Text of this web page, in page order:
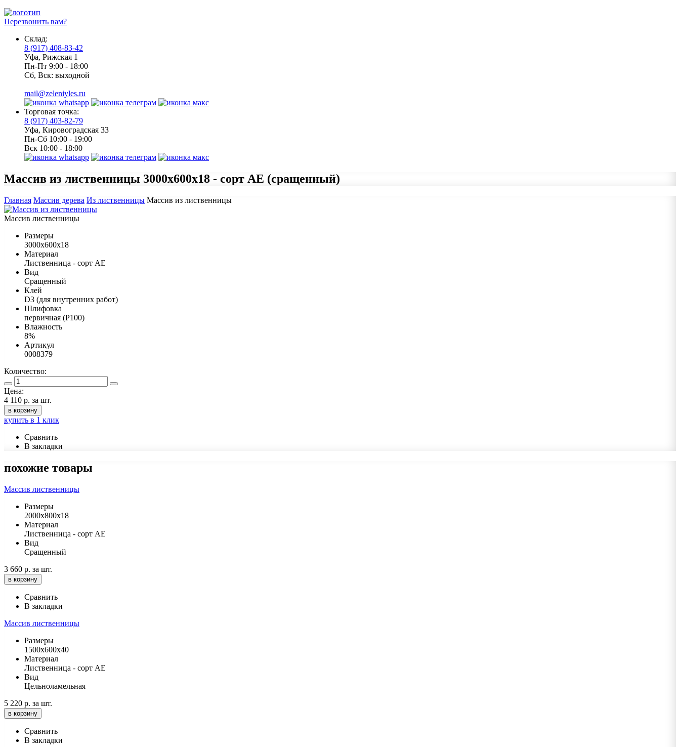
Перезвонить вам?
Склад:
8 (917) 408-83-42
Уфа, Рижская 1
Пн-Пт 9:00 - 18:00
Сб, Вск: выходной
mail@zeleniyles.ru
Торговая точка:
8 (917) 403-82-79
Уфа, Кировоградская 33
Пн-Сб 10:00 - 19:00
Вск 10:00 - 18:00
Массив из лиственницы 3000х600х18 - сорт АЕ (сращенный)
Главная Массив дерева Из лиственницы Массив из лиственницы
Массив лиственницы
Размеры
3000х600х18
Материал
Лиственница - сорт АЕ
Вид
Сращенный
Клей
D3 (для внутренних работ)
Шлифовка
первичная (Р100)
Влажность
8%
Артикул
0008379
Количество:
Цена:
4 110 р. за шт.
в корзину
купить в 1 клик
Сравнить
В закладки
похожие товары
Массив лиственницы
Размеры
2000х800х18
Материал
Лиственница - сорт АЕ
Вид
Сращенный
3 660 р. за шт.
в корзину
Сравнить
В закладки
Массив лиственницы
Размеры
1500х600х40
Материал
Лиственница - сорт АЕ
Вид
Цельноламельная
5 220 р. за шт.
в корзину
Сравнить
В закладки